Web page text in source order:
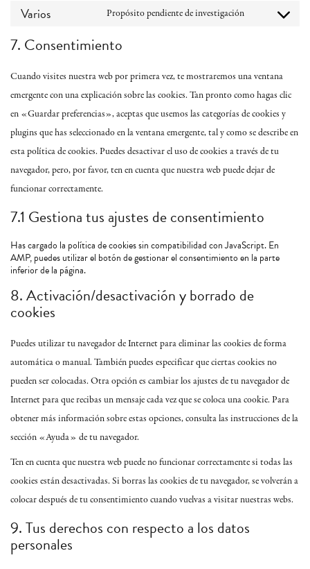
service
Varios Propósito pendiente de investigación
Consent
7. Consentimiento
Cuando visites nuestra web por primera vez, te mostraremos una ventana
emergente con una explicación sobre las cookies. Tan pronto como hagas clic
en «Guardar preferencias», aceptas que usemos las categorías de cookies y
plugins que has seleccionado en la ventana emergente, tal y como se describe en
esta política de cookies. Puedes desactivar el uso de cookies a través de tu
navegador, pero, por favor, ten en cuenta que nuestra web puede dejar de
funcionar correctamente.
7.1 Gestiona tus ajustes de consentimiento
Has cargado la política de cookies sin compatibilidad con JavaScript. En
AMP, puedes utilizar el botón de gestionar el consentimiento en la parte
inferior de la página.
8. Activación/desactivación y borrado de
cookies
Puedes utilizar tu navegador de Internet para eliminar las cookies de forma
automática o manual. También puedes especificar que ciertas cookies no
pueden ser colocadas. Otra opción es cambiar los ajustes de tu navegador de
Internet para que recibas un mensaje cada vez que se coloca una cookie. Para
obtener más información sobre estas opciones, consulta las instrucciones de la
sección «Ayuda» de tu navegador.
Ten en cuenta que nuestra web puede no funcionar correctamente si todas las
cookies están desactivadas. Si borras las cookies de tu navegador, se volverán a
colocar después de tu consentimiento cuando vuelvas a visitar nuestras webs.
9. Tus derechos con respecto a los datos
personales